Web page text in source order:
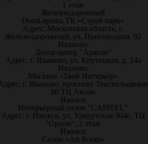
1 этаж
Железнодорожный
DomLepnina ТК «Строй парк»
Адрес: Московская область, г.
Железнодорожный, ул. Пригородная, 92
Иваново
Декор-центр "Арагон"
Адрес: г. Иваново, ул. Крутицкая, д. 14а
Иваново
Магазин «Твой Интерьер»
г. Иваново, проспект Текстильщиков
80 ТЦ Аксон
Ижевск
Интерьерный салон "CAPITEL"
Адрес: г. Ижевск, ул. Удмуртская 304е, ТЦ
"Орион", 2 этаж
Ижевск
Салон «Art Room»